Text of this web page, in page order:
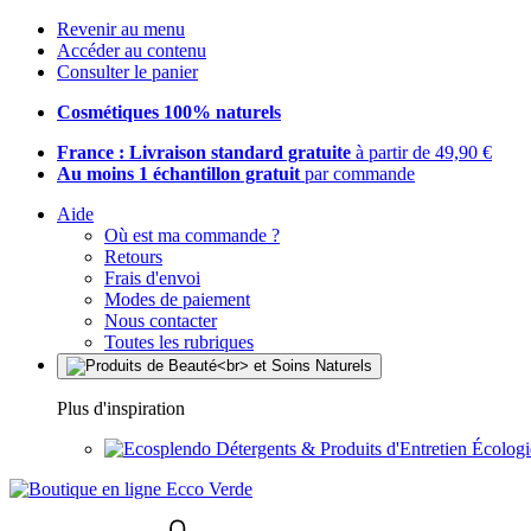
Revenir au menu
Accéder au contenu
Consulter le panier
Cosmétiques 100% naturels
France : Livraison standard gratuite à partir de 49,90 €
Au moins 1 échantillon gratuit par commande
Aide
Où est ma commande ?
Retours
Frais d'envoi
Modes de paiement
Nous contacter
Toutes les rubriques
Plus d'inspiration
Détergents & Produits d'Entretien